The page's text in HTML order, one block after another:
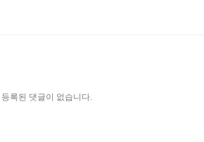
등록된 댓글이 없습니다.